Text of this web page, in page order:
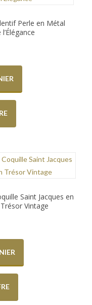
Perle en Métal
Saint Jacques en
Vintage